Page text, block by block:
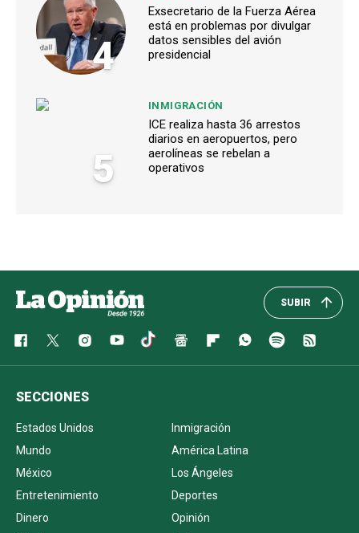
4
Exsecretario de la Fuerza Aérea
está en problemas por divulgar
datos sensibles del avión
presidencial
5
INMIGRACIÓN
ICE realiza hasta 36 arrestos
diarios en aeropuertos, pero
aerolíneas se rebelan a
operativos
SUBIR
SECCIONES
Estados Unidos
Inmigración
Mundo
América Latina
México
Los Ángeles
Entretenimiento
Deportes
Dinero
Opinión